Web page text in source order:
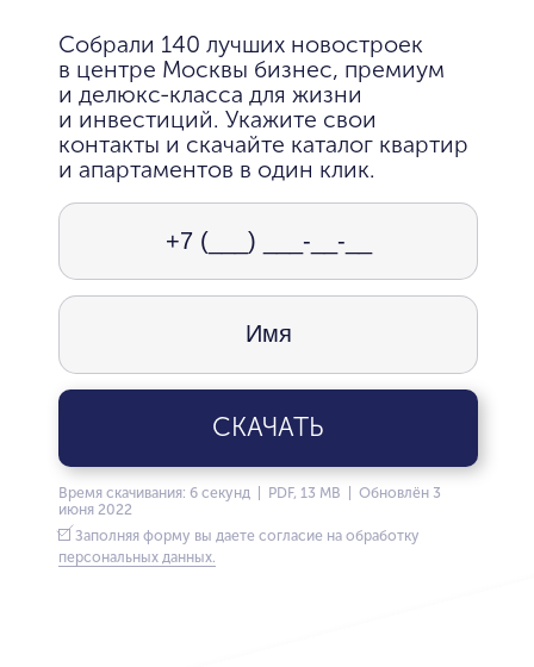
Собрали 140 лучших новостроек
в центре Москвы бизнес, премиум
и делюкс-класса для жизни
и инвестиций. Укажите свои
контакты и скачайте каталог квартир
и апартаментов в один клик.
СКАЧАТЬ
Время скачивания: 6 секунд | PDF, 13 MB | Обновлён 3
июня 2022
Заполняя форму вы даете согласие на обработку
персональных данных.